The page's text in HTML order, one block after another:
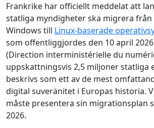
Frankrike har officiellt meddelat att
statliga myndigheter ska migrera
Windows till Linux-baserade
som offentliggjordes den 10 april
(Direction interministérielle du
uppskattningsvis 2,5 miljoner statliga
beskrivs som ett av de mest
digital suveränitet i Europas historia.
måste presentera sin migrationsplan
2026.